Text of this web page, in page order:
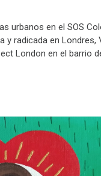
urbanos en el SOS
radicada en Londres,
London en el barrio